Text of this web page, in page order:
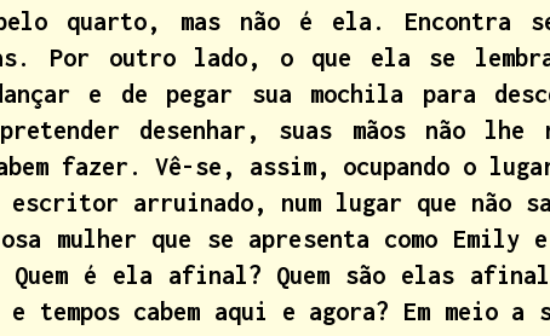
quarto, mas não é ela. Encontra
Por outro lado, o que ela se
e de pegar sua mochila para
desenhar, suas mãos não lhe
fazer. Vê-se, assim, ocupando o
escritor arruinado, num lugar que não
mulher que se apresenta como Emily e
é ela afinal? Quem são elas afinal?
e tempos cabem aqui e agora? Em meio a